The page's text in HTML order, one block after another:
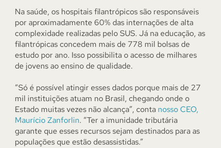
Na saúde, os hospitais filantrópicos são responsáveis
por aproximadamente 60% das internações de alta
complexidade realizadas pelo SUS. Já na educação, as
filantrópicas concedem mais de 778 mil bolsas de
estudo por ano. Isso possibilita o acesso de milhares
de jovens ao ensino de qualidade.
“Só é possível atingir esses dados porque mais de 27
mil instituições atuam no Brasil, chegando onde o
Estado muitas vezes não alcança”, conta nosso CEO,
Maurício Zanforlin. “Ter a imunidade tributária
garante que esses recursos sejam destinados para as
populações que estão desassistidas.”